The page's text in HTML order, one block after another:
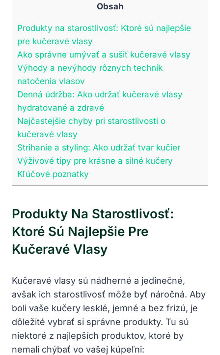
Obsah
Produkty na starostlivosť: Ktoré sú najlepšie
pre kučeravé ‌vlasy
Ako‌ správne⁤ umývať a sušiť kučeravé vlasy
Výhody a nevýhody rôznych techník
natočenia vlasov
Denná údržba: Ako udržať kučeravé vlasy
hydratované a zdravé
Najčastejšie chyby⁣ pri starostlivosti o
kučeravé vlasy
Strihanie a styling: Ako udržať⁣ tvar kučier
Výživové tipy pre krásne a​ silné kučery
Kľúčové poznatky
Produkty Na Starostlivosť:
Ktoré Sú Najlepšie Pre
Kučeravé ‌vlasy
Kučeravé vlasy sú nádherné a jedinečné,
avšak ich starostlivosť môže byť náročná. Aby
boli​ vaše kučery lesklé,‌ jemné a bez frizú, ⁢je
dôležité vybrať si správne produkty. Tu sú ​
niektoré z najlepších produktov, ‌ktoré by
nemali chýbať vo vašej kúpeľni: